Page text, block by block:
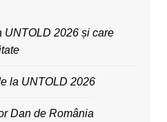
UNTOLD 2026 și care
la UNTOLD 2026
Dan de România